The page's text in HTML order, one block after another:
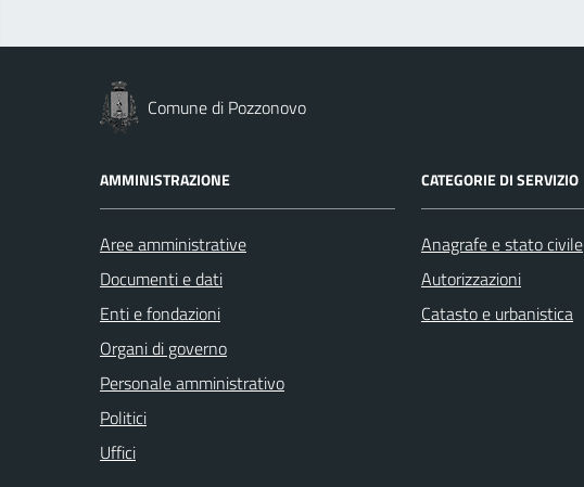
Comune di Pozzonovo
AMMINISTRAZIONE
Aree amministrative
Documenti e dati
Enti e fondazioni
Organi di governo
Personale amministrativo
Politici
Uffici
CATEGORIE DI SERVIZIO
Anagrafe e stato civile
Autorizzazioni
Catasto e urbanistica